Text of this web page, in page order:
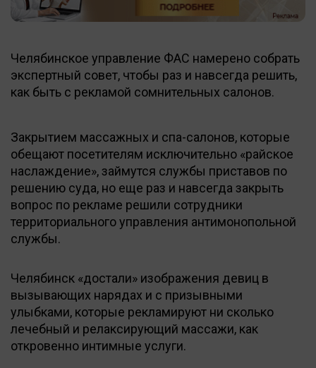
Челябинское управление ФАС намерено собрать
экспертный совет, чтобы раз и навсегда решить,
как быть с рекламой сомнительных салонов.
Закрытием массажных и спа-салонов, которые
обещают посетителям исключительно «райское
наслаждение», займутся службы приставов по
решению суда, но еще раз и навсегда закрыть
вопрос по рекламе решили сотрудники
территориального управления антимонопольной
службы.
Челябинск «достали» изображения девиц в
вызывающих нарядах и с призывными
улыбками, которые рекламируют ни сколько
лечебный и релаксирующий массажи, как
откровенно интимные услуги.